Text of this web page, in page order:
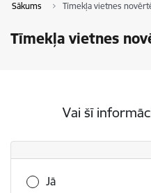
Sākums Tīmekļa vietnes
Tīmekļa vietnes
Vai šī
Vai šī informācija bija
Jā